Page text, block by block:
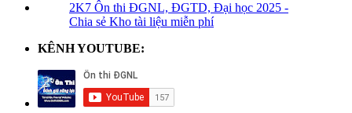
2K7 Ôn thi ĐGNL, ĐGTD, Đại học 2025 -
Chia sẻ Kho tài liệu miễn phí
KÊNH YOUTUBE: